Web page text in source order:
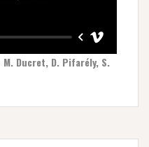
Ducret, D. Pifarély, S.